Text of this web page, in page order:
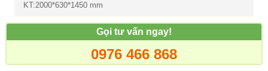
KT:2000*630*1450 mm
Gọi tư vấn ngay!
0976 466 868